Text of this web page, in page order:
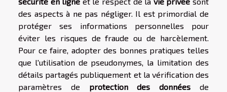
des aspects à ne pas négliger. Il est primordial de
protéger ses informations personnelles pour
éviter les risques de fraude ou de harcèlement.
Pour ce faire, adopter des bonnes pratiques telles
que l'utilisation de pseudonymes, la limitation des
détails partagés publiquement et la vérification des
paramètres de protection des données de